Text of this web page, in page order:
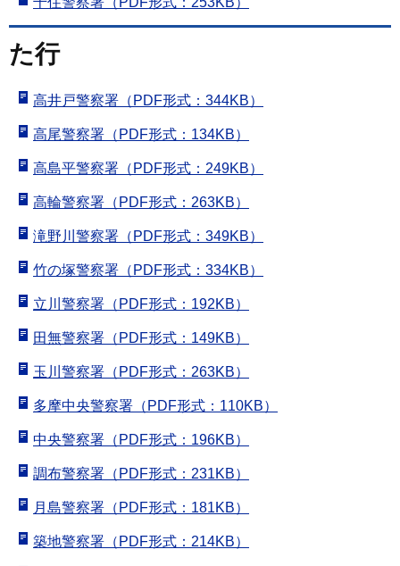
た行
高井戸警察署（PDF形式：344KB）
高尾警察署（PDF形式：134KB）
高島平警察署（PDF形式：249KB）
高輪警察署（PDF形式：263KB）
滝野川警察署（PDF形式：349KB）
竹の塚警察署（PDF形式：334KB）
立川警察署（PDF形式：192KB）
田無警察署（PDF形式：149KB）
玉川警察署（PDF形式：263KB）
多摩中央警察署（PDF形式：110KB）
中央警察署（PDF形式：196KB）
調布警察署（PDF形式：231KB）
月島警察署（PDF形式：181KB）
築地警察署（PDF形式：214KB）